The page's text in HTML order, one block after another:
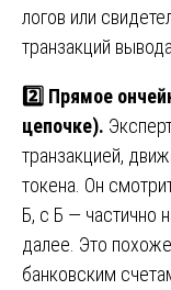
логов или
транзакций
2️⃣ Прямое
цепочке).
транзакцией,
токена. Он
Б, с Б — частично
далее. Это
банковским